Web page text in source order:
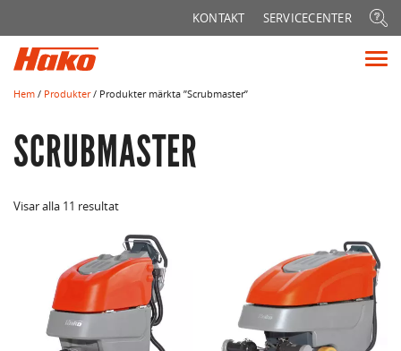
KONTAKT SERVICECENTER
Hem / Produkter/ Produkter märkta ”Scrubmaster”
SCRUBMASTER
Visar alla 11 resultat